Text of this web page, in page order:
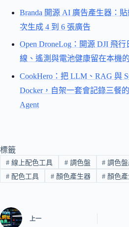
Branda 開源 AI 廣告產生器：
次生成 4 到 6 張廣告
Open DroneLog：開源 DJI 飛
線、遙測與電池健康留在本機
CookHero：把 LLM、RAG 與
Docker，自架一套會記錄三餐
Agent
標籤
#線上配色工具 #調色盤 # 調色
#配色工具 #顏色產生器 # 顏色
上一